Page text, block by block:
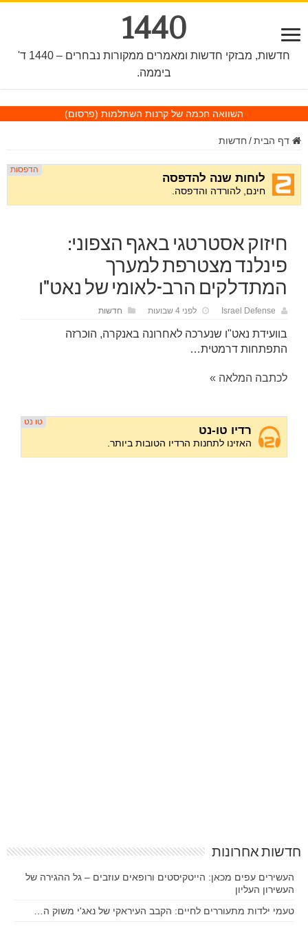
1440
חדשות, מבזקי חדשות ומאמרים ממקורות נבחרים – 1440 ד'
ביממה.
השוואה חכמה של קרנות השתלמות (פרסום)
דף הבית / חדשות
חיזוק אסטרטגי באגף הצפוני:
פינלנד מצטרפת למערך
המתדלקים הרב-לאומי של נאט"ו
Israel Defense לפני 4 שבועות חדשות
בוועידת נאט"ו שנערכה לאחרונה באנקרה, הוכרזה
התפתחות דרמטית…
לכתבה המלאה »
חדשות אחרונות
העשירים עפים מכאן: הייטקיסטים ורופאים עוזבים – גל ההגירה של
העשירון העליון
טעמי ילדות מתעוררים לחיים: הקבב העיראקי של נאג'י משוק ה…